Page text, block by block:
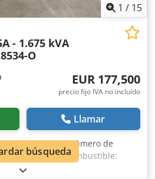
1 / 15
- 1.675 kVA
O
EUR 177,500
precio fijo IVA no incluído
Llamar
2025, número de
, tipo de combustible:
(1,821.89 CV)
búsqueda